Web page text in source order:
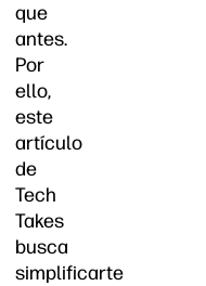
que
antes.
Por
ello,
este
artículo
de
Tech
Takes
busca
simplificarte